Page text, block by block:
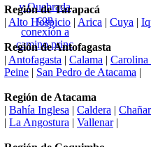
Región de Tarapacá
| Alto Hospicio | Arica | Cuya |
Región de Antofagasta
| Antofagasta | Calama |
Peine | San Pedro de Atacama |
Región de Atacama
| Bahía Inglesa | Caldera |
| La Angostura | Vallenar|